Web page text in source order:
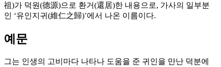
祖)가 덕원(德源)으로 환거(還居)한 내용으로, 가사의 일부분
인 ‘유인지귀(維仁之歸)’에서 나온 이름이다.
예문
그는 인생의 고비마다 나타나 도움을 준 귀인을 만난 덕분에